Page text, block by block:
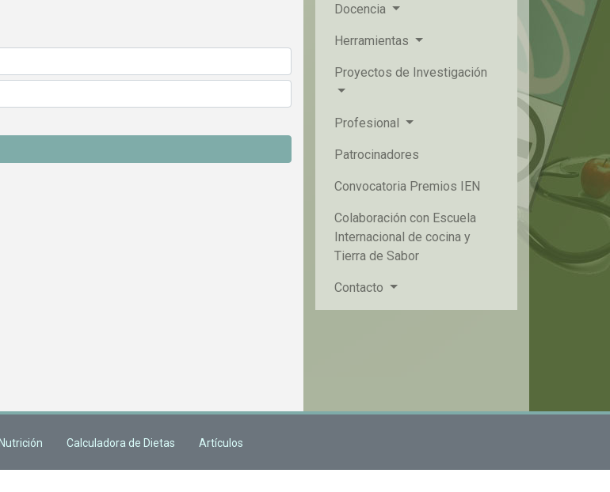
Docencia
Herramientas
Proyectos de Investigación
Profesional
Patrocinadores
Convocatoria Premios IEN
Colaboración con Escuela
Internacional de cocina y
Tierra de Sabor
Contacto
Calculadora de Dietas Artículos